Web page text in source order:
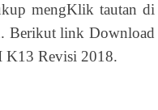
mengKlik tautan di
Berikut link Download
K13 Revisi 2018.